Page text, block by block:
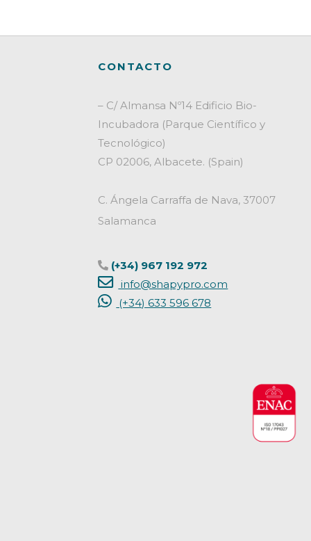
CONTACTO
– C/ Almansa Nº14 Edificio Bio-
Incubadora (Parque Científico y
Tecnológico)
CP 02006, Albacete. (Spain)
C. Ángela Carraffa de Nava, 37007
Salamanca
(+34) 967 192 972
info@shapypro.com
(+34) 633 596 678